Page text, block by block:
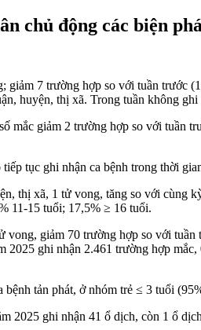
chủ động các biện
7 trường hợp so với tuần
huyện, thị xã. Trong tuần không
mắc giảm 2 trường hợp so với
tục ghi nhận ca bệnh trong thời
thị xã, 1 tử vong, tăng so với
11-15 tuổi; 17,5% ≥ 16 tuổi.
vong, giảm 70 trường hợp so với
ghi nhận 2.461 trường hợp
tản phát, ở nhóm trẻ ≤ 3 tuổi
2025 ghi nhận 41 ổ dịch, còn 1 ổ